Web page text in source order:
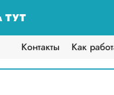
ТУТ
Контакты Как